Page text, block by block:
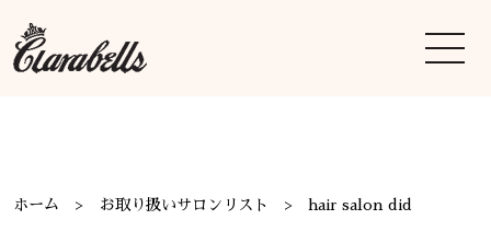
ホーム お取り扱いサロンリスト hair salon did